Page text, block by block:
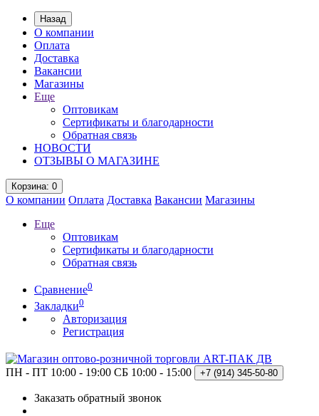
Назад
О компании
Оплата
Доставка
Вакансии
Магазины
Еще
Оптовикам
Сертификаты и благодарности
Обратная связь
НОВОСТИ
ОТЗЫВЫ О МАГАЗИНЕ
Корзина: 0
О компании Оплата Доставка Вакансии Магазины
Еще
Оптовикам
Сертификаты и благодарности
Обратная связь
Сравнение0
Закладки0
Авторизация
Регистрация
ПН - ПТ 10:00 - 19:00 СБ 10:00 - 15:00 +7 (914) 345-50-80
Заказать обратный звонок